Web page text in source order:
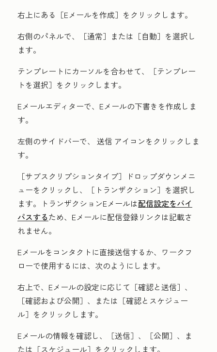
右上にある［Eメールを作成］をクリックします。
右側のパネルで、［通常］ または［自動］ を選択し
ます。
テンプレートにカーソルを合わせて、［テンプレー
トを選択］ をクリックします。
Eメールエディターで、Eメールの下書きを作成しま
す。
左側のサイドバーで、 送信 アイコンをクリックしま
す。
［サブスクリプションタイプ］
ドロップダウンメニ
ューをクリックし、
［トランザクション］ を選択し
ます。トランザクションEメールは配信設定をバイ
パスするため、Eメールに配信登録リンクは記載さ
れません。
Eメールをコンタクトに直接送信するか、ワークフ
ローで使用するには、次のようにします。
右上で、Eメールの設定に応じて［確認と送信］ 、
［確認および公開］ 、または［確認とスケジュー
ル］ をクリックします。
Eメールの情報を確認し、［送信］ 、［公開］ 、ま
たは［スケジュール］ をクリックします。